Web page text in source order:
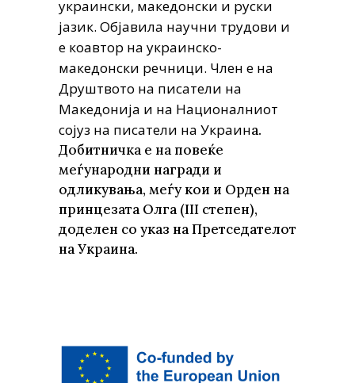
украински, македонски и руски
јазик. Објавила научни трудови и
е коавтор на украинско-
македонски речници. Член е на
Друштвото на писатели на
Македонија и на Националниот
сојуз на писатели на Украина.
Добитничка е на повеќе
меѓународни награди и
одликувања, меѓу кои и Орден на
принцезата Олга (III степен),
доделен со указ на Претседателот
на Украина.